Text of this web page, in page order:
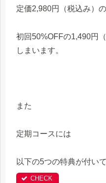
定価2,980円（税込み）
初回50%OFFの1,490円
しまいます。
また
定期コースには
以下の5つの特典が付い